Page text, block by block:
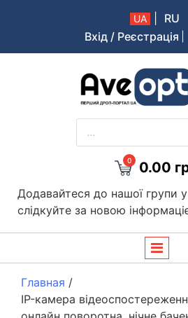
UA
RU
Вхід / Реєстрація
Aveopt – оптова дропшипінг
PRODUCTS
SEARCH
0 0.00
Додавайтеся до нашої групи
слідкуйте за новою
Главная /
IP-камера